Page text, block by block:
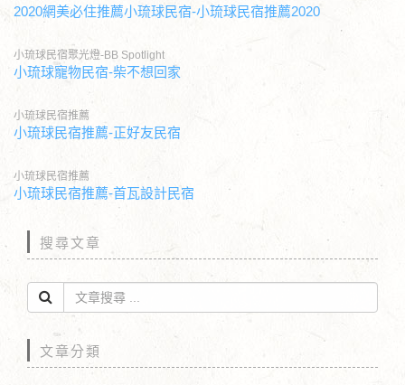
2020網美必住推薦小琉球民宿-小琉球民宿推薦2020
小琉球民宿聚光燈-BB Spotlight
小琉球寵物民宿-柴不想回家
小琉球民宿推薦
小琉球民宿推薦-正好友民宿
小琉球民宿推薦
小琉球民宿推薦-首瓦設計民宿
搜尋文章
文章分類